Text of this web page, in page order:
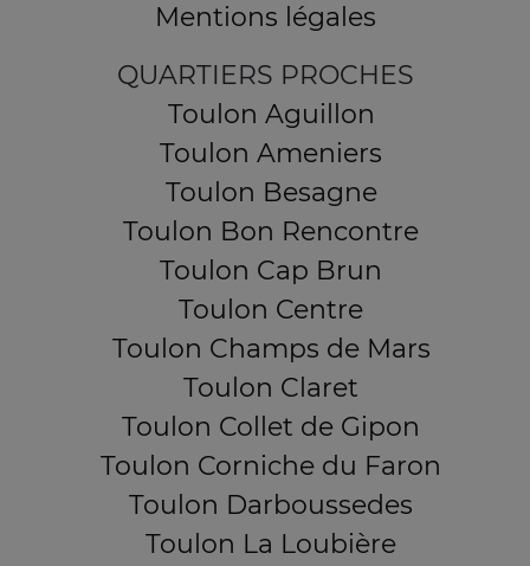
Mentions légales
QUARTIERS PROCHES
Toulon Aguillon
Toulon Ameniers
Toulon Besagne
Toulon Bon Rencontre
Toulon Cap Brun
Toulon Centre
Toulon Champs de Mars
Toulon Claret
Toulon Collet de Gipon
Toulon Corniche du Faron
Toulon Darboussedes
Toulon La Loubière